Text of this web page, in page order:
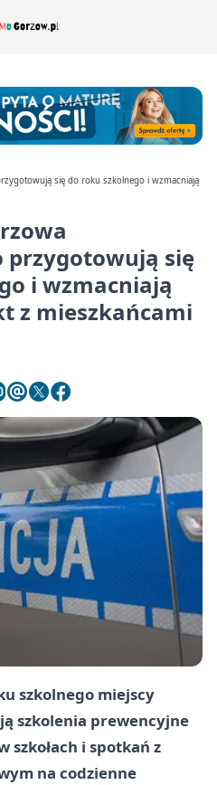
się do roku szkolnego i wzmacniają
przygotowują się
i wzmacniają
z mieszkańcami
szkolnego miejscy
szkolenia prewencyjne
i spotkań z
na codzienne